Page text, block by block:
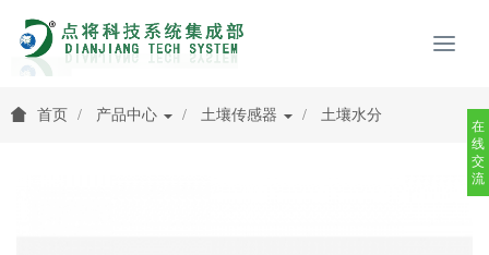
首页 产品中心 土壤传感器 土壤水分
在
线
交
流